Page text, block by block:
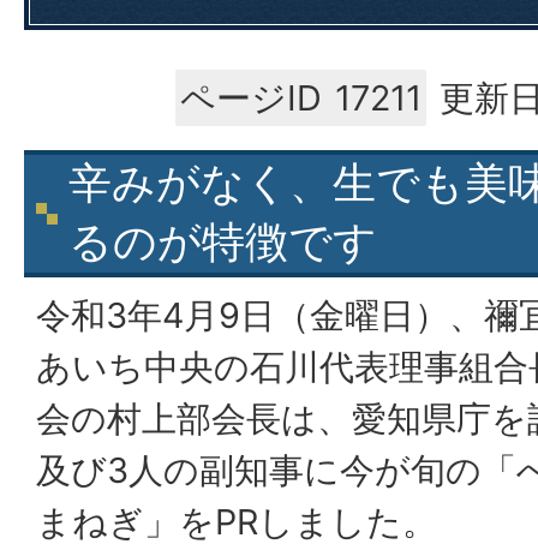
ページID 17211 更新
辛みがなく、生でも美
るのが特徴です
令和3年4月9日（金曜日）、禰
あいち中央の石川代表理事組
会の村上部会長は、愛知県庁
及び3人の副知事に今が旬の「
まねぎ」をPRしました。